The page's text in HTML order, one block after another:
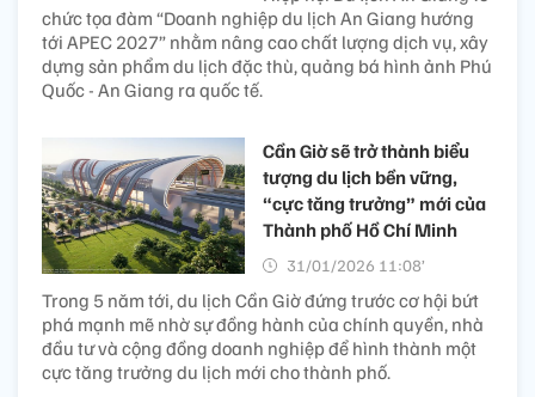
chức tọa đàm “Doanh nghiệp du lịch An Giang hướng
tới APEC 2027” nhằm nâng cao chất lượng dịch vụ, xây
dựng sản phẩm du lịch đặc thù, quảng bá hình ảnh Phú
Quốc - An Giang ra quốc tế.
Cần Giờ sẽ trở thành biểu
tượng du lịch bền vững,
“cực tăng trưởng” mới của
Thành phố Hồ Chí Minh
31/01/2026 11:08’
Trong 5 năm tới, du lịch Cần Giờ đứng trước cơ hội bứt
phá mạnh mẽ nhờ sự đồng hành của chính quyền, nhà
đầu tư và cộng đồng doanh nghiệp để hình thành một
cực tăng trưởng du lịch mới cho thành phố.